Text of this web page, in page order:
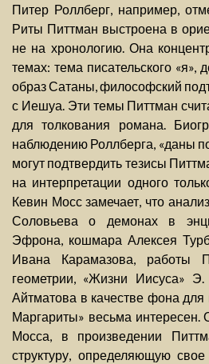
Питер Роллберг, например,
Риты Питтман выстроена в
не на хронологию. Она
темах: тема писательского «я»,
образ Сатаны, философский
с Иешуа. Эти темы Питтман
для толкования романа.
наблюдению Роллберга, «даны
могут подтвердить тезисы
на интерпретации одного
Кевин Мосс замечает, что
Соловьева о демонах в
Эфрона, кошмара Алексея
Ивана Карамазова, работы
геометрии, «Жизни Иисуса»
Айтматова в качестве фона
Маргариты» весьма
Мосса, в произведении
структуру, определяющую